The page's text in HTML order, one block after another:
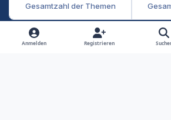
Gesamtzahl der Themen
Heller Modus
Dunkler Modus
Systemeinstellung
Anmelden Registrieren